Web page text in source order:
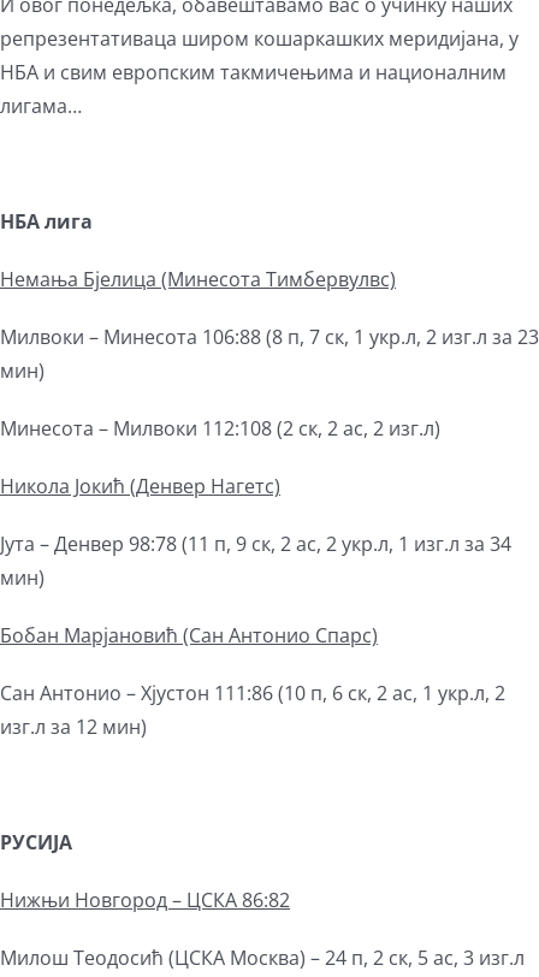
Larger
Image
репрезентативаца широм кошаркашких меридијана, у
НБА и свим европским такмичењима и националним
лигама…
НБА лига
Немања Бјелица (Минесота Тимбервулвс)
Милвоки – Минесота 106:88 (8 п, 7 ск, 1 укр.л, 2 изг.л за 23
мин)
Минесота – Милвоки 112:108 (2 ск, 2 ас, 2 изг.л)
Никола Јокић (Денвер Нагетс)
Јута – Денвер 98:78 (11 п, 9 ск, 2 ас, 2 укр.л, 1 изг.л за 34
мин)
Бобан Марјановић (Сан Антонио Спарс)
Сан Антонио – Хјустон 111:86 (10 п, 6 ск, 2 ас, 1 укр.л, 2
изг.л за 12 мин)
РУСИЈА
Нижњи Новгород – ЦСКА 86:82
Милош Теодосић (ЦСКА Москва) – 24 п, 2 ск, 5 ас, 3 изг.л